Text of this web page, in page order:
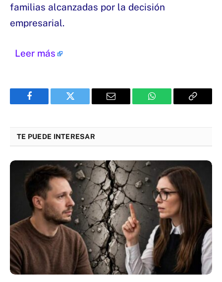
familias alcanzadas por la decisión
empresarial.
Leer más
Facebook Twitter Email WhatsApp Copy
TE PUEDE INTERESAR